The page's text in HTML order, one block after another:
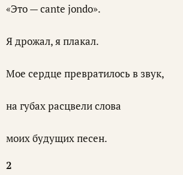
«Это — cante jondo».
Я дрожал, я плакал.
Мое сердце превратилось в звук,
на губах расцвели слова
моих будущих песен.
2